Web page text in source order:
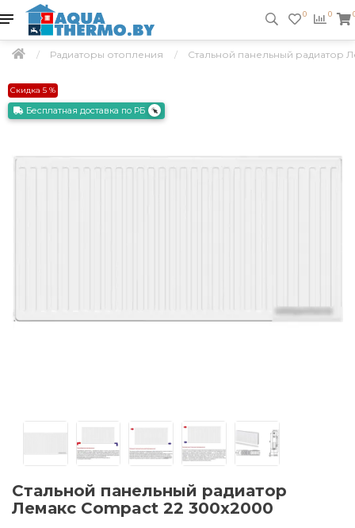
0 0
Радиаторы отопления Стальной панельный радиатор
Скидка 5 %
Бесплатная доставка по РБ
Стальной панельный радиатор
Лемакс Compact 22 300x2000